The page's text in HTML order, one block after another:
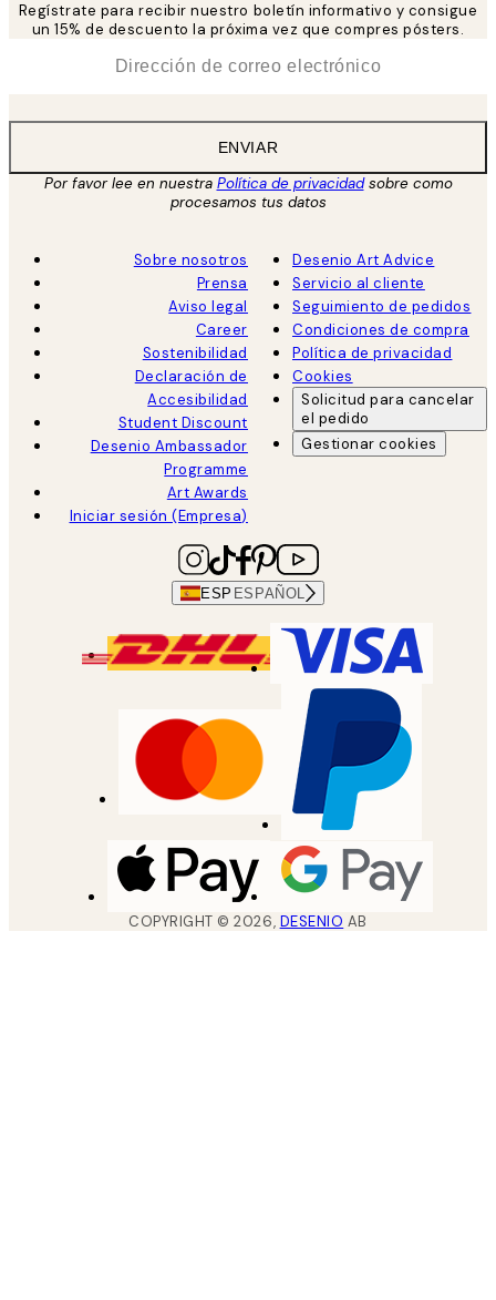
Regístrate para recibir nuestro boletín informativo y consigue
un 15% de descuento la próxima vez que compres pósters.
ENVIAR
Por favor lee en nuestra Política de privacidadsobre como
procesamos tus datos
Sobre nosotros
Prensa
Aviso legal
Career
Sostenibilidad
Declaración de
Accesibilidad
Student Discount
Desenio Ambassador
Programme
Art Awards
Iniciar sesión (Empresa)
Desenio Art Advice
Servicio al cliente
Seguimiento de pedidos
Condiciones de compra
Política de privacidad
Cookies
Solicitud para cancelar
el pedido
Gestionar cookies
ESP ESPAÑOL
COPYRIGHT ©2026, DESENIO AB